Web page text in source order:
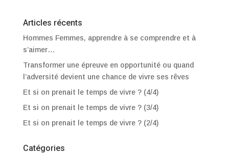
Articles récents
Hommes Femmes, apprendre à se comprendre et à
s’aimer…
Transformer une épreuve en opportunité ou quand
l’adversité devient une chance de vivre ses rêves
Et si on prenait le temps de vivre ? (4/4)
Et si on prenait le temps de vivre ? (3/4)
Et si on prenait le temps de vivre ? (2/4)
Catégories